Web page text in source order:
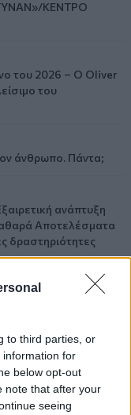
to third parties, or
information for
below opt-out
note that after your
seeing
ΚΕΝΤΡΟ
του 2026 – Ο Oliver
του
άνθρωπο. Πάντα;
ανάπτυξη
Αποτελέσματα
δραστηριότητες
ασφαλιστικές και
Εξαμήνου 2026 -
επιδόσεων